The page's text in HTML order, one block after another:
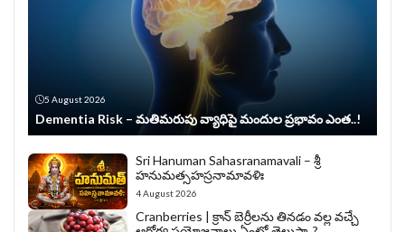
5 August 2026
Dementia Risk – మతిమరుపు వ్యాధిపై మందుల ప్రభావం ఎంత..!
Sri Hanuman Sahasranamavali – శ్రీ
హనుమత్సహస్రనామావళిః
4 August 2026
Cranberries | క్రాన్ బెర్రీల‌ను తిన‌డం వ‌ల్ల వచ్చే